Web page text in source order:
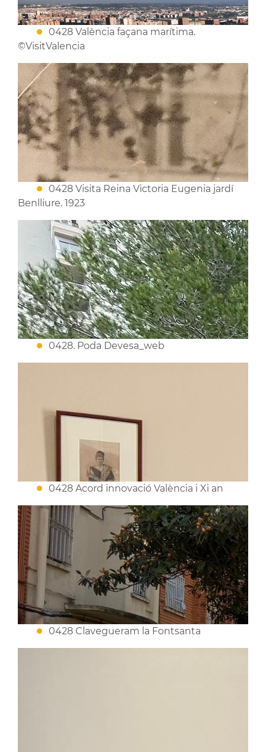
0428 València façana marítima.
©VisitValencia
0428 Visita Reina Victoria Eugenia jardí
Benlliure. 1923
0428. Poda Devesa_web
0428 Acord innovació València i Xi an
0428 Clavegueram la Fontsanta